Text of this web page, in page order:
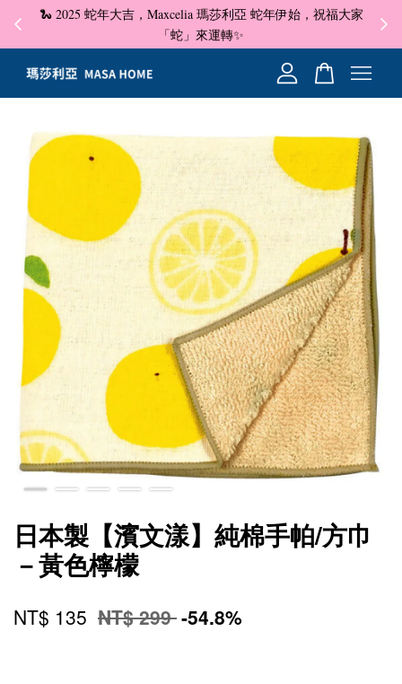
🐍 2025 蛇年大吉，Maxcelia 瑪莎利亞 蛇年伊始，祝福大家
「蛇」來運轉✨
✦
日本製【濱文漾】純棉手帕/方巾
－黃色檸檬
NT$ 135 NT$ 299-54.8%
您的購物車目前還是空的。